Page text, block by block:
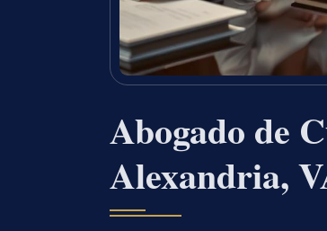
Abogado de
Alexandria,